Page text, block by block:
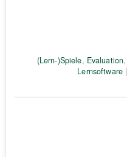
(Lern-)Spiele, Evaluation,
Lernsoftware|